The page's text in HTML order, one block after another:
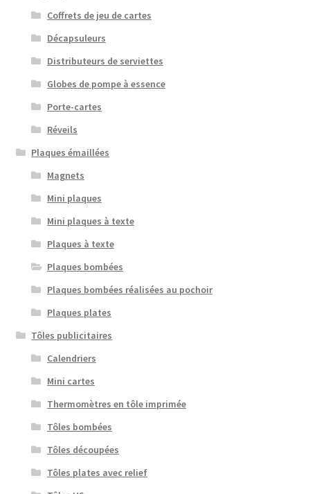
Coffrets de jeu de cartes
Décapsuleurs
Distributeurs de serviettes
Globes de pompe à essence
Porte-cartes
Réveils
Plaques émaillées
Magnets
Mini plaques
Mini plaques à texte
Plaques à texte
Plaques bombées
Plaques bombées réalisées au pochoir
Plaques plates
Tôles publicitaires
Calendriers
Mini cartes
Thermomètres en tôle imprimée
Tôles bombées
Tôles découpées
Tôles plates avec relief